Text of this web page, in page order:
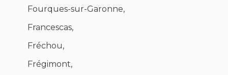
Fourques-sur-Garonne,
Francescas,
Fréchou,
Frégimont,